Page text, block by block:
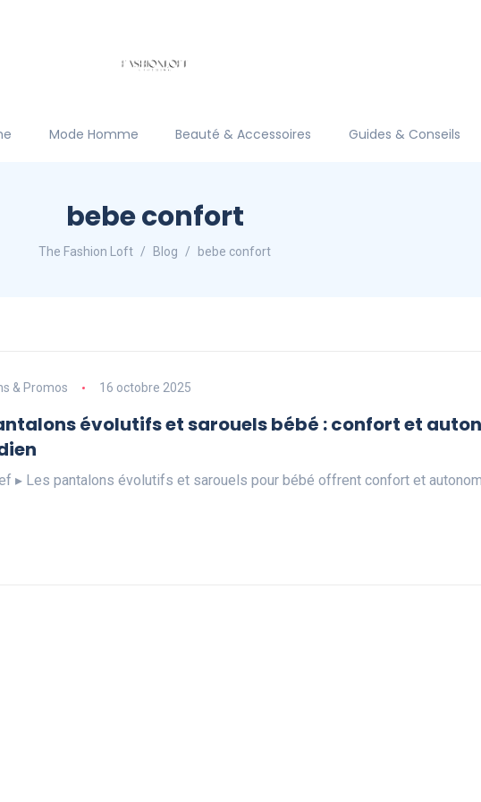
Mode Homme Beauté & Accessoires Guides & Conseils
bebe confort
The Fashion Loft Blog bebe confort
& Promos 16 octobre 2025
évolutifs et sarouels bébé : confort et
▸ Les pantalons évolutifs et sarouels pour bébé offrent confort et